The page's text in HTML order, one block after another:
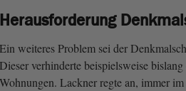
Herausforderung
Ein weiteres Problem sei der
Dieser verhinderte beispielsweise
Wohnungen. Lackner regte an, immer